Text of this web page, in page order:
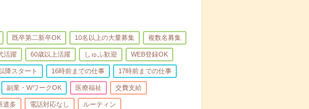
既卒第二新卒OK 10名以上の大量募集 複数名募集
活躍 60歳以上活躍 しゅふ歓迎 WEB登録OK
降スタート 16時前までの仕事 17時前までの仕事
副業・WワークOK 医療福祉 交費支給
遣多 電話対応なし ルーティン